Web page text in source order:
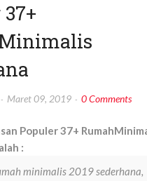
Maret 09, 2019 0 Comments
Populer 37+
:
minimalis 2019 sederhana,